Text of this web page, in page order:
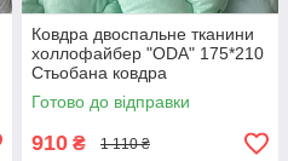
Ковдра двоспальне тканини
холлофайбер "ODA" 175*210
Стьобана ковдра
Готово до відправки
910 ₴ 1 110 ₴